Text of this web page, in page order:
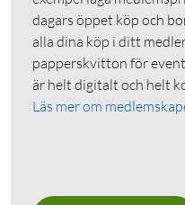
dagars öppet köp och
alla dina köp i ditt
papperskvitton för
är helt digitalt och helt
Läs mer om